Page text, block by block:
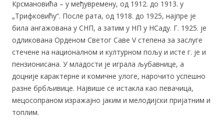
Крсмановића – у међувремену, од 1912. до 1913. у
„Трифковићу“. После рата, од 1918. до 1925, најпре је
била ангажована у СНП, а затим у НП у НСаду. Г. 1925. је
одликована Орденом Светог Саве V степена за заслуге
стечене на националном и културном пољу и исте г. је и
пензионисана. У младости је играла љубавнице, а
доцније карактерне и комичне улоге, нарочито успешно
разне брбљивице. Највише се истакла као певачица,
мецосопраном изражајно јаким и мелодијски пријатним и
топлим.